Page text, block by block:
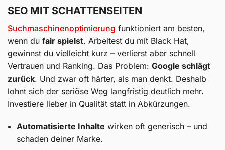
SEO MIT SCHATTENSEITEN
Suchmaschinenoptimierung funktioniert am besten,
wenn du fair spielst. Arbeitest du mit Black Hat,
gewinnst du vielleicht kurz – verlierst aber schnell
Vertrauen und Ranking. Das Problem: Google schlägt
zurück. Und zwar oft härter, als man denkt. Deshalb
lohnt sich der seriöse Weg langfristig deutlich mehr.
Investiere lieber in Qualität statt in Abkürzungen.
Automatisierte Inhalte wirken oft generisch – und
schaden deiner Marke.